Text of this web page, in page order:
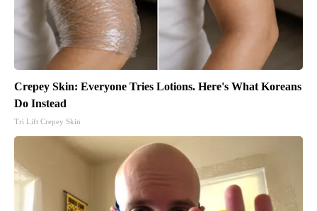
Crepey Skin: Everyone Tries Lotions. Here's What Koreans
Do Instead
Tri Lift Crepey Skin